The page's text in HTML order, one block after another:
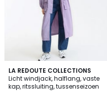
LA REDOUTE COLLECTIONS
Licht windjack, halflang, vaste
kap, ritssluiting, tussenseizoen
4.8
/ 5